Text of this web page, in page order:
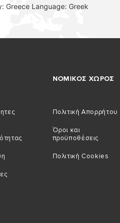
Greece Language: Greek
ΝΟΜΙΚΟΣ ΧΩΡΟΣ
Πολιτική Απορρήτου
Όροι και
προϋποθέσεις
Πολιτική Cookies